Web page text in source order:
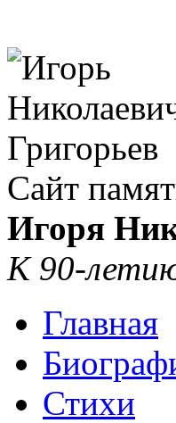
Сайт
Игоря
К 90-
Главная
Стихи